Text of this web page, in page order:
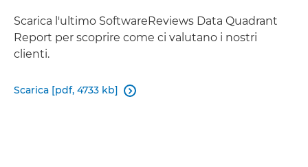
Scarica l'ultimo SoftwareReviews Data Quadrant
Report per scoprire come ci valutano i nostri
clienti.
Scarica [pdf, 4733 kb] 